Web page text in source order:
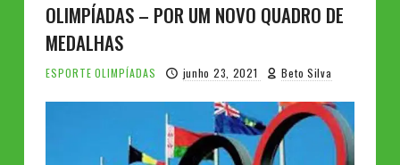
OLIMPÍADAS – POR UM NOVO QUADRO DE
MEDALHAS
ESPORTE OLIMPÍADAS junho 23, 2021 Beto Silva